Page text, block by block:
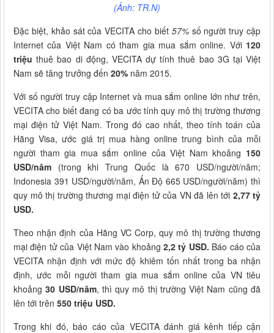
(Ảnh: TR.N)
Đặc biệt, khảo sát của VECITA cho biết 57%số người truy cập
Internet của Việt Nam có tham gia mua sắm online. Với 120
triệu thuê bao di động, VECITA dự tính thuê bao 3G tại Việt
Nam sẽ tăng trưởng đến 20% năm 2015.
Với số người truy cập Internet và mua sắm online lớn như trên,
VECITA cho biết đang có ba ước tính quy mô thị trường thương
mại điện tử Việt Nam. Trong đó cao nhất, theo tính toán của
Hãng Visa, ước giá trị mua hàng online trung bình của mỗi
người tham gia mua sắm online của Việt Nam khoảng 150
USD/năm (trong khi Trung Quốc là 670 USD/người/năm;
Indonesia 391 USD/người/năm, Ấn Độ 665 USD/người/năm) thì
quy mô thị trường thương mại điện tử của VN đã lên tới 2,77 tỷ
USD.
Theo nhận định của Hãng VC Corp, quy mô thị trường thương
mại điện tử của Việt Nam vào khoảng2,2 tỷ USD. Báo cáo của
VECITA nhận định với mức độ khiêm tốn nhất trong ba nhận
định, ước mỗi người tham gia mua sắm online của VN tiêu
khoảng30 USD/năm, thì quy mô thị trường Việt Nam cũng đã
lên tới trên 550 triệu USD.
Trong khi đó, báo cáo của VECITA đánh giá kênh tiếp cận